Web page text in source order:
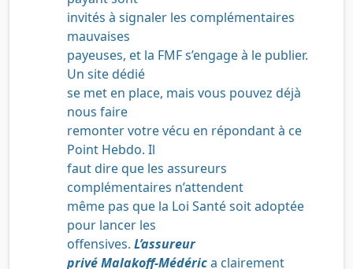
invités à signaler les complémentaires
mauvaises
payeuses, et la FMF s’engage à le publier.
Un site dédié
se met en place, mais vous pouvez déjà
nous faire
remonter votre vécu en répondant à ce
Point Hebdo. Il
faut dire que les assureurs
complémentaires n’attendent
même pas que la Loi Santé soit adoptée
pour lancer les
offensives. L’assureur
privé Malakoff-Médérica clairement